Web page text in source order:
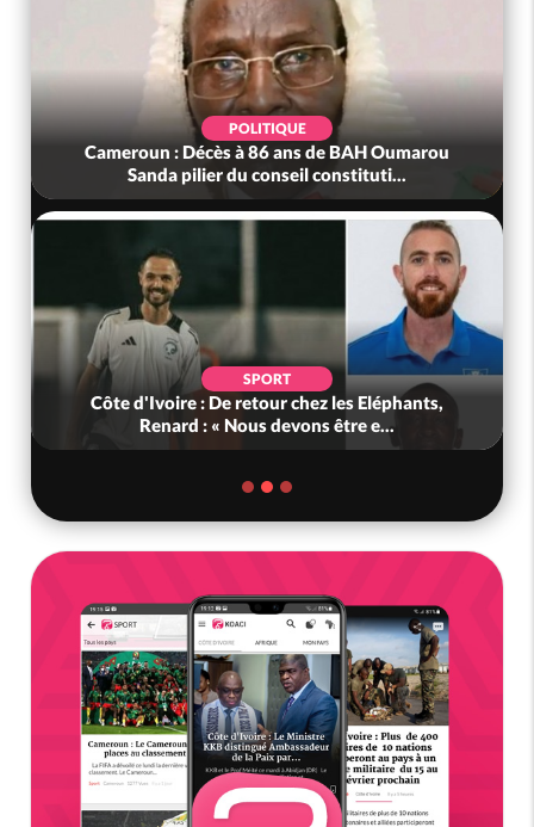
POLITIQUE
Cameroun : Décès à 86 ans de BAH Oumarou
Sanda pilier du conseil constituti...
SPORT
Côte d'Ivoire : De retour chez les Eléphants,
Renard : « Nous devons être e...